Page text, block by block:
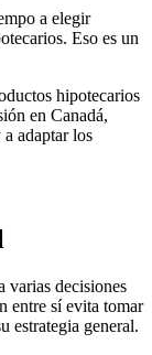
a elegir
Eso es un
hipotecarios
en Canadá,
adaptar los
varias decisiones
entre sí evita tomar
estrategia general.